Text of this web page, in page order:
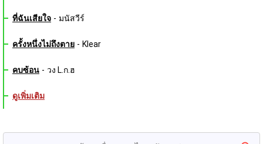
ที่ฉันเสียใจ - มนัสวีร์
ครั้งหนึ่งไม่ถึงตาย - Klear
คบซ้อน - วง L.ก.ฮ
ดูเพิ่มเติม